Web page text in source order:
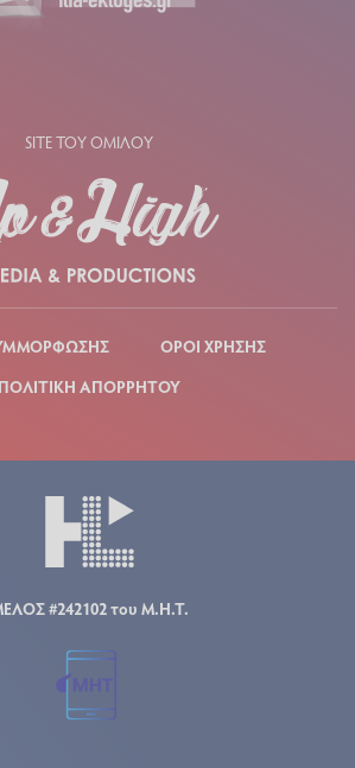
SITE ΤΟΥ ΟΜΙΛΟΥ
ΟΡΟΙ ΧΡΗΣΗΣ
ΠΟΛΙΤΙΚΗ ΑΠΟΡΡΗΤΟΥ
#242102 του Μ.Η.Τ.